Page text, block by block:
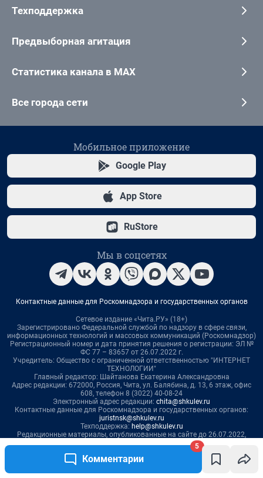
Комментарии
5
Техподдержка
Предвыборная агитация
Статистика канала в MAX
Все города сети
Мобильное приложение
Google Play
App Store
RuStore
Мы в соцсетях
Контактные данные для Роскомнадзора и государственных органов
Сетевое издание «Чита.РУ» (18+)
Зарегистрировано Федеральной службой по надзору в сфере связи,
информационных технологий и массовых коммуникаций (Роскомнадзор)
Регистрационный номер и дата принятия решения о регистрации: ЭЛ №
ФС 77 – 83657 от 26.07.2022 г.
Учредитель: Общество с ограниченной ответственностью "ИНТЕРНЕТ
ТЕХНОЛОГИИ"
Главный редактор: Шайтанова Екатерина Александровна
Адрес редакции: 672000, Россия, Чита, ул. Балябина, д. 13, 6 этаж, офис
608, телефон 8 (3022) 40-08-24
Электронный адрес редакции: chita@shkulev.ru
Контактные данные для Роскомнадзора и государственных органов:
juristnsk@shkulev.ru
Техподдержка: help@shkulev.ru
Редакционные материалы, опубликованные на сайте до 26.07.2022,
подготовлены Информационным агентством Чита.Ру (Зарегистрировано
Роскомнадзором - Свидетельство о регистрации средства массовой
информации ИА №ФС 77-71394 от 17 октября 2017 года)